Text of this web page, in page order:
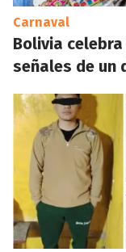
Carnaval
Bolivia
señales de un